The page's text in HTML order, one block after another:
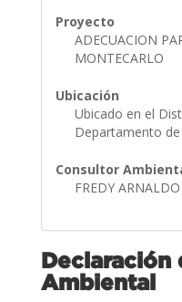
Proyecto
ADECUACION
MONTECARLO
Ubicación
Ubicado en el
Departamento
Consultor
FREDY
Declaración
Ambiental